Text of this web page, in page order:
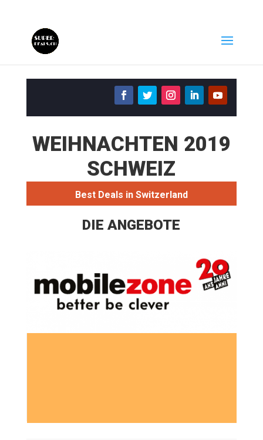
WEIHNACHTEN 2019
SCHWEIZ
Best Deals in Switzerland
DIE ANGEBOTE